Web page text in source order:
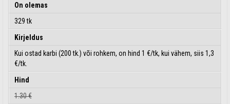
On olemas
329 tk
Kirjeldus
Kui ostad karbi (200 tk.) või rohkem, on hind 1 €/tk, kui vähem, siis 1,3
€/tk.
Hind
1.30 €